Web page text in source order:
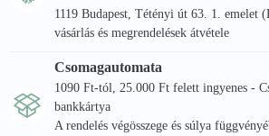
Származási hely:
Milyen diétába illeszthető:
- vegán
1119 Budapest, Tétényi út 63. 1. emelet
vásárlás és megrendelések átvétele
Csomagautomata
1090 Ft-tól, 25.000 Ft felett ingyenes -
bankkártya
A rendelés végösszege és súlya